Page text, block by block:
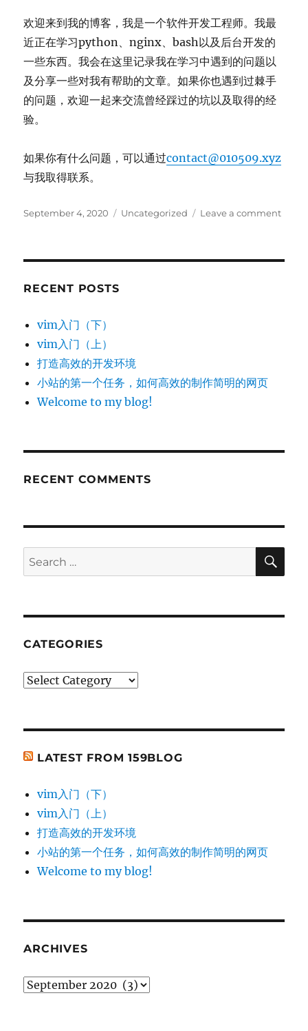
欢迎来到我的博客，我是一个软件开发工程师。我最
近正在学习python、nginx、bash以及后台开发的
一些东西。我会在这里记录我在学习中遇到的问题以
及分享一些对我有帮助的文章。如果你也遇到过棘手
的问题，欢迎一起来交流曾经踩过的坑以及取得的经
验。
如果你有什么问题，可以通过contact@010509.xyz
与我取得联系。
Posted
September 4, 2020 Categories
Uncategorized Leave a commenton
RECENT POSTS
vim入门（下）
vim入门（上）
打造高效的开发环境
小站的第一个任务，如何高效的制作简明的网页
Welcome to my blog!
RECENT COMMENTS
Search
for:
CATEGORIES
Categories
LATEST FROM 159BLOG
vim入门（下）
vim入门（上）
打造高效的开发环境
小站的第一个任务，如何高效的制作简明的网页
Welcome to my blog!
ARCHIVES
Archives